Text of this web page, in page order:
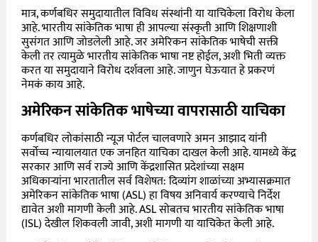
मात्र, कर्णबधिर समुदायातील विविध संस्थांनी या याचिकेला विरोध केला
आहे. भारतीय सांकेतिक भाषा ही आपल्या संस्कृती आणि शिक्षणाशी
सुसंगत आणि जोडलेली आहे. जर अमेरिकन सांकेतिक भाषेची सक्ती
केली तर त्यामुळे भारतीय सांकेतिक भाषा नष्ट होईल, अशी भिती व्यक्त
करत या समुदायाने विरोध दर्शवला आहे. जाणुन घेऊयात हे प्रकरणं
नेमकं काय आहे.
अमेरिकन सांकेतिक भाषेच्या वापरासाठी याचिका
कर्णबधिर लोकांसाठी न्यूज पोर्टल चालवणारे अमन आझाद यांनी
सर्वोच्च न्यायालयात एक जनहित याचिका दाखल केली आहे. यामध्ये केंद्र
सरकार आणि सर्व राज्ये आणि केंद्रशासित प्रदेशांच्या सक्षम
अधिकाऱ्यांना भारतातील सर्व विशेषत: दिव्यांग शाळांच्या अभ्यासक्रमात
अमेरिकन सांकेतिक भाषा (ASL) हा विषय अनिवार्य करण्याचे निर्देश
द्यावेत अशी मागणी केली आहे. ASL सोबतच भारतीय सांकेतिक भाषा
(ISL) देखील शिकवली जावी, अशी मागणी या याचिकेत केली आहे.